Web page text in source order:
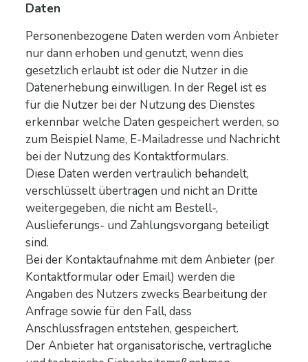
Daten
Personenbezogene Daten werden vom Anbieter
nur dann erhoben und genutzt, wenn dies
gesetzlich erlaubt ist oder die Nutzer in die
Datenerhebung einwilligen. In der Regel ist es
für die Nutzer bei der Nutzung des Dienstes
erkennbar welche Daten gespeichert werden, so
zum Beispiel Name, E-Mailadresse und Nachricht
bei der Nutzung des Kontaktformulars.
Diese Daten werden vertraulich behandelt,
verschlüsselt übertragen und nicht an Dritte
weitergegeben, die nicht am Bestell-,
Auslieferungs- und Zahlungsvorgang beteiligt
sind.
Bei der Kontaktaufnahme mit dem Anbieter (per
Kontaktformular oder Email) werden die
Angaben des Nutzers zwecks Bearbeitung der
Anfrage sowie für den Fall, dass
Anschlussfragen entstehen, gespeichert.
Der Anbieter hat organisatorische, vertragliche